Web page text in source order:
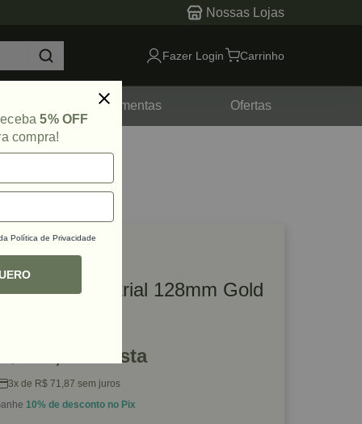
Nossas Lojas
Fazer Login Carrinho
Ferramentas Ofertas
51918
Industrial 128mm Gold
215,61 à vista
3x de R$ 71,87 sem juros
10% de desconto no Pix
5% OFF
compra!
Política de Privacidade